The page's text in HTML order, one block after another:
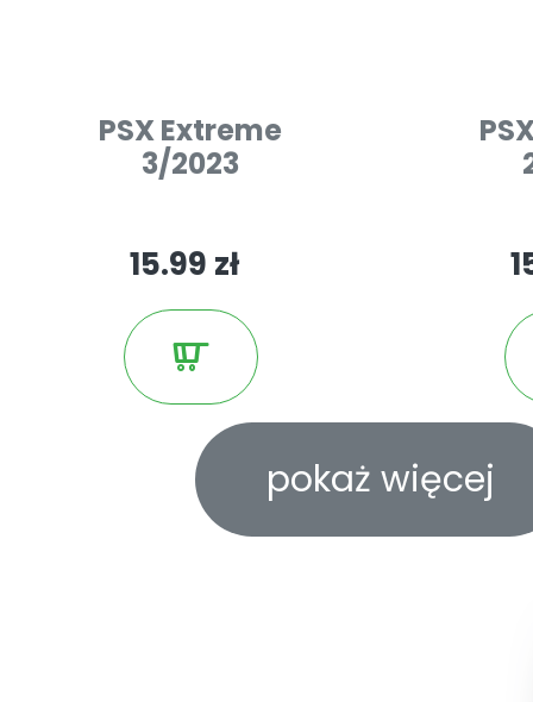
PSX Extreme
3/2023
15.99 zł
pokaż więcej